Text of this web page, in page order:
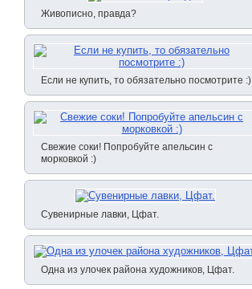
Живописно, правда?
Если не купить, то обязательно посмотрите :)
Свежие соки! Попробуйте апельсин с
морковкой :)
Сувенирные лавки, Цфат.
Одна из улочек района художников, Цфат.